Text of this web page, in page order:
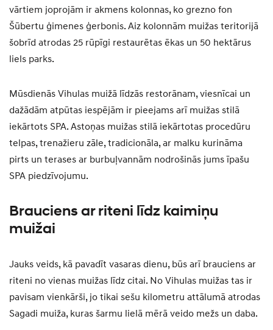
vārtiem joprojām ir akmens kolonnas, ko grezno fon
Šūbertu ģimenes ģerbonis. Aiz kolonnām muižas teritorijā
šobrīd atrodas 25 rūpīgi restaurētas ēkas un 50 hektārus
liels parks.
Mūsdienās Vihulas muižā līdzās restorānam, viesnīcai un
dažādām atpūtas iespējām ir pieejams arī muižas stilā
iekārtots SPA. Astoņas muižas stilā iekārtotas procedūru
telpas, trenažieru zāle, tradicionāla, ar malku kurināma
pirts un terases ar burbuļvannām nodrošinās jums īpašu
SPA piedzīvojumu.
Brauciens ar riteni līdz kaimiņu
muižai
Jauks veids, kā pavadīt vasaras dienu, būs arī brauciens ar
riteni no vienas muižas līdz citai. No Vihulas muižas tas ir
pavisam vienkārši, jo tikai sešu kilometru attālumā atrodas
Sagadi muiža, kuras šarmu lielā mērā veido mežs un daba.